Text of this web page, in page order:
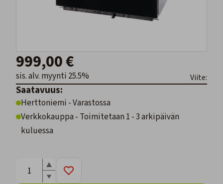
999,00 €
sis. alv. myynti 25.5% Viite:
Saatavuus:
Herttoniemi - Varastossa
Verkkokauppa - Toimitetaan 1 - 3 arkipäivän
kuluessa